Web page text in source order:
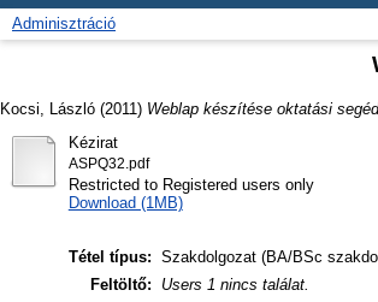
Adminisztráció
Kocsi, László (2011) Weblap készítése oktatási
Kézirat
ASPQ32.pdf
Restricted to Registered users only
Download (1MB)
Tétel típus: Szakdolgozat (BA/BSc
Feltöltő:
Users 1 nincs találat.